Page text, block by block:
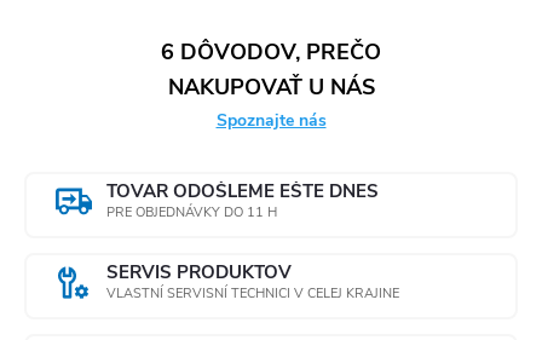
Pripojenie:
DOE
teplota: Od
6 DÔVODOV, PREČO
NAKUPOVAŤ U NÁS
Spoznajte nás
TOVAR ODOŠLEME EŠTE DNES
PRE OBJEDNÁVKY DO 11 H
SERVIS PRODUKTOV
VLASTNÍ SERVISNÍ TECHNICI V CELEJ KRAJINE